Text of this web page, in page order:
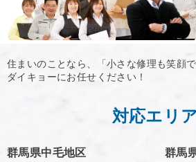
住まいのことなら、「小さな修理も笑顔
ダイキョーにお任せください！
対応エリ
群馬県中毛地区 群馬